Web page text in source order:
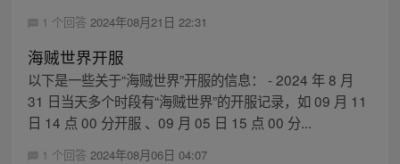
1 个回答 2024年08月21日 22:31
海贼世界开服
以下是一些关于“海贼世界”开服的信息： - 2024 年 8 月
31 日当天多个时段有“海贼世界”的开服记录，如 09 月 11
日 14 点 00 分开服 、09 月 05 日 15 点 00 分...
1 个回答 2024年08月06日 04:07